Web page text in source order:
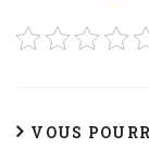
VOUS